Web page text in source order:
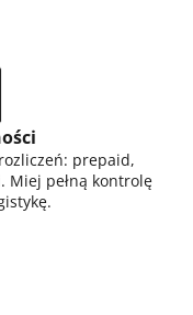
prepaid,
pełną kontrolę